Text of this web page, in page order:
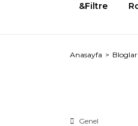
&Filtre
Anasayfa Bloglar
Genel